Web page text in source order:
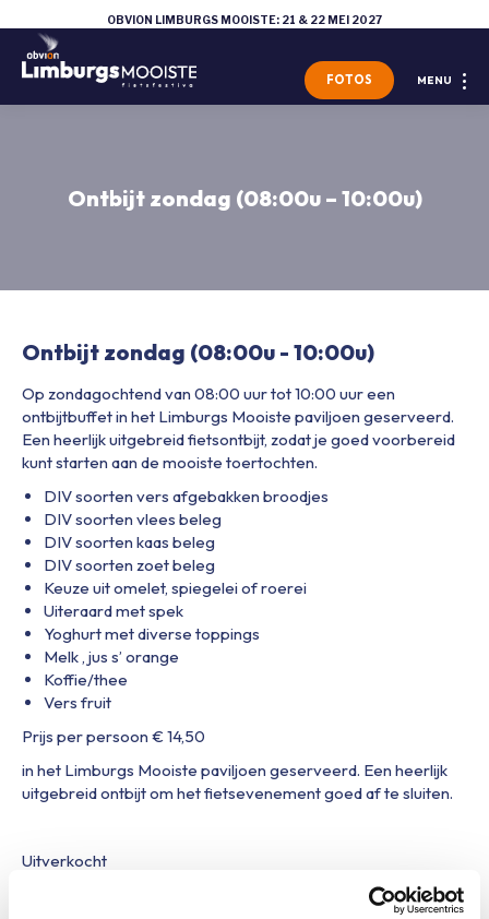
OBVION LIMBURGS MOOISTE: 21 & 22 MEI 2027
MENU
FOTOS
Ontbijt zondag (08:00u – 10:00u)
Ontbijt zondag (08:00u - 10:00u)
Op zondagochtend van 08:00 uur tot 10:00 uur een
ontbijtbuffet in het Limburgs Mooiste paviljoen geserveerd.
Een heerlijk uitgebreid fietsontbijt, zodat je goed voorbereid
kunt starten aan de mooiste toertochten.
DIV soorten vers afgebakken broodjes
DIV soorten vlees beleg
DIV soorten kaas beleg
DIV soorten zoet beleg
Keuze uit omelet, spiegelei of roerei
Uiteraard met spek
Yoghurt met diverse toppings
Melk , jus s’ orange
Koffie/thee
Vers fruit
Prijs per persoon € 14,50
in het Limburgs Mooiste paviljoen geserveerd. Een heerlijk
uitgebreid ontbijt om het fietsevenement goed af te sluiten.
Uitverkocht